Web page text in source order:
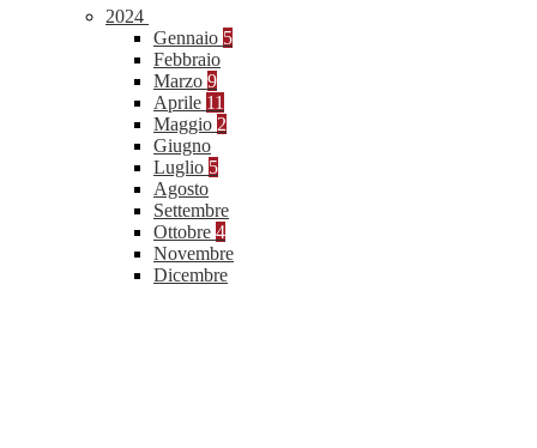
2024
Gennaio 5
Febbraio
Marzo 9
Aprile 11
Maggio 2
Giugno
Luglio 5
Agosto
Settembre
Ottobre 4
Novembre
Dicembre